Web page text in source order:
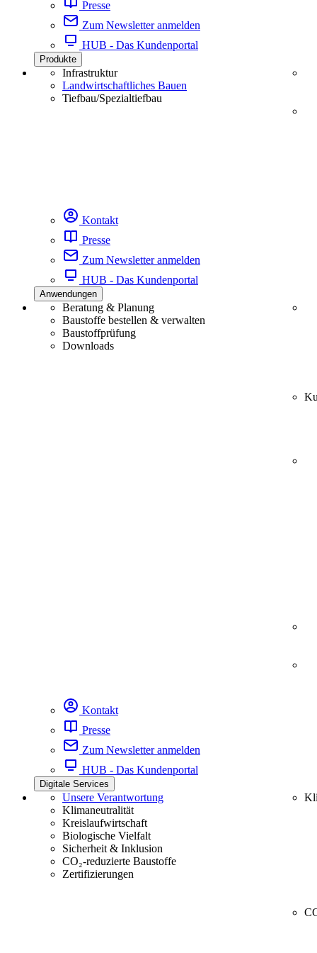
Presse
Zum Newsletter anmelden
HUB - Das Kundenportal
Produkte
Infrastruktur
Landwirtschaftliches Bauen
Tiefbau/Spezialtiefbau
Kontakt
Presse
Zum Newsletter anmelden
HUB - Das Kundenportal
Anwendungen
Beratung & Planung
Baustoffe bestellen & verwalten
Baustoffprüfung
Downloads
Kontakt
Presse
Zum Newsletter anmelden
HUB - Das Kundenportal
Digitale Services
Unsere Verantwortung
Klimaneutralität
Kreislaufwirtschaft
Biologische Vielfalt
Sicherheit & Inklusion
CO₂-reduzierte Baustoffe
Zertifizierungen